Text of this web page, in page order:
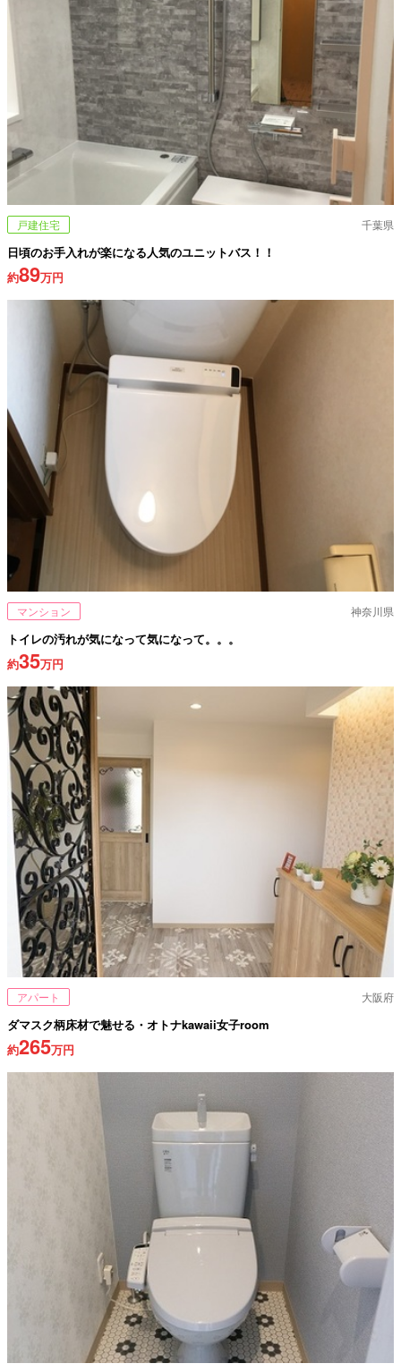
戸建住宅 千葉県
日頃のお手入れが楽になる人気のユニットバス！！
約89万円
マンション 神奈川県
トイレの汚れが気になって気になって。。。
約35万円
アパート 大阪府
ダマスク柄床材で魅せる・オトナkawaii女子room
約265万円